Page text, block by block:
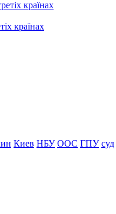
країнах
Киев НБУ ООС ГПУ суд